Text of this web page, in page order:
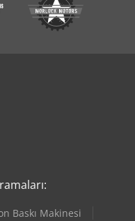
Baskı Makinesi